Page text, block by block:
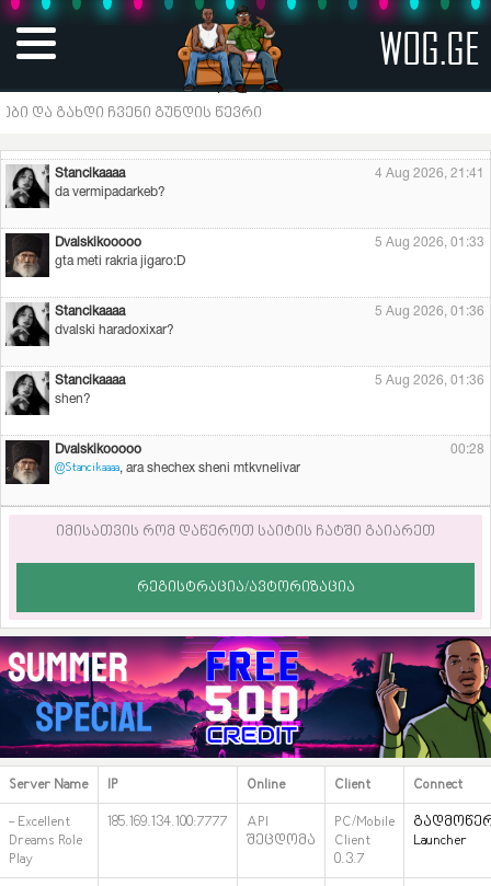
WOG.GE
გუნდის წევრი
Gigi sepiashvili
4 Aug 2026, 20:30
vyidi umagresi
Gigi sepiashvili
ia
Stancikaaaa
4 Aug 2026, 21:41
da vermipadarkeb?
Dvalskikooooo
5 Aug 2026, 01:33
gta meti rakria jigaro:D
Stancikaaaa
5 Aug 2026, 01:36
dvalski haradoxixar?
Stancikaaaa
5 Aug 2026, 01:36
shen?
Dvalskikooooo
00:28
@Stancikaaaa, ara shechex sheni mtkvnelivar
იმისათვის რომ დაწეროთ საიტის ჩატში გაიარეთ
ᲠᲔᲒᲘᲡᲢᲠᲐᲪᲘᲐ/ᲐᲕᲢᲝᲠᲘᲖᲐᲪᲘᲐ
Server Name IP Online Client
Connect
- Excellent
Dreams Role
Play
185.169.134.100:7777
API
შეცდომა
PC/Mobile
Client
0.3.7
Launcher